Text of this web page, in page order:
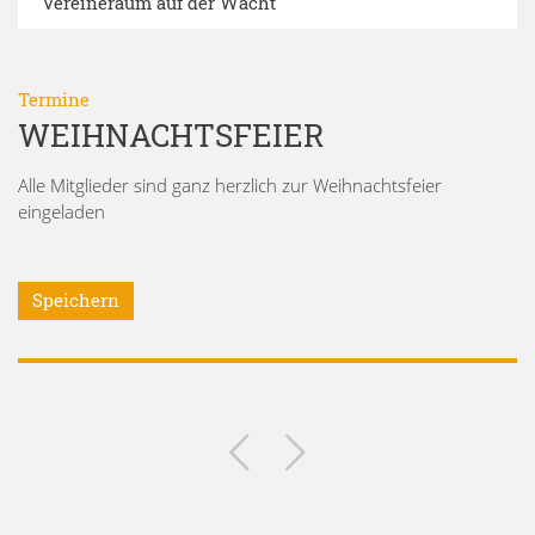
Termine
WEIHNACHTSFEIER
Alle Mitglieder sind ganz herzlich zur Weihnachtsfeier
eingeladen
Speichern